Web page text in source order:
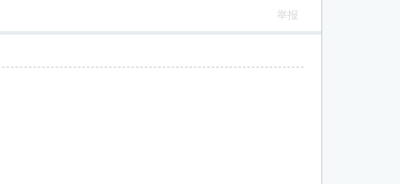
举报